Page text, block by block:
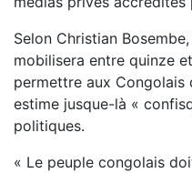
Selon Christian
mobilisera entre quinze
permettre aux Congolais
estime jusque-là «
politiques.
« Le peuple congolais